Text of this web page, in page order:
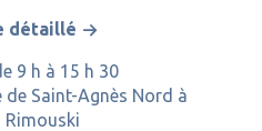
détaillé
9 h à 15 h 30
Saint-Agnès Nord à
Rimouski